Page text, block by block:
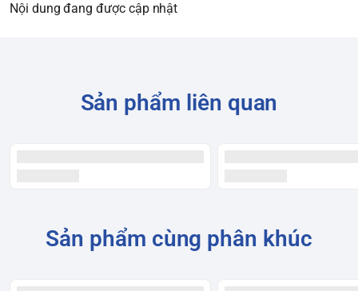
Nội dung đang được cập nhật
Sản phẩm liên quan
Sản phẩm cùng phân khúc